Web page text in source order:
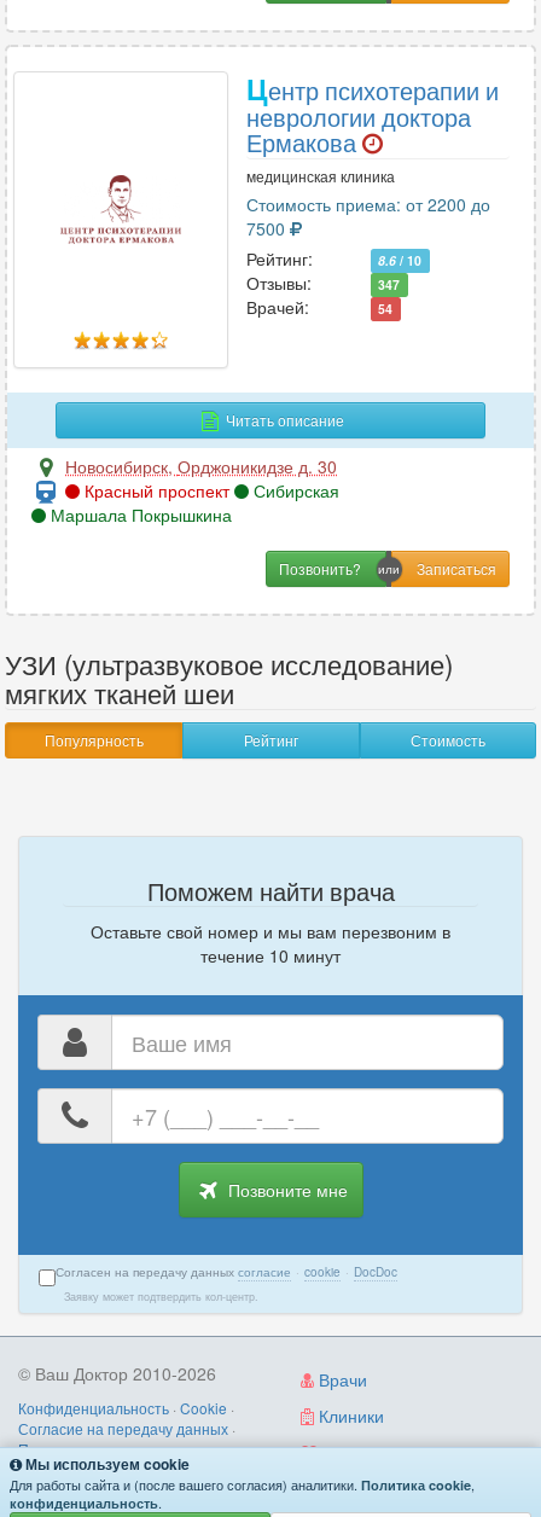
Центр психотерапии и
неврологии доктора
Ермакова
медицинская клиника
Стоимость приема: от 2200 до
7500
Рейтинг:
8.6 / 10
Отзывы: 347
Врачей: 54
Читать описание
Новосибирск, Орджоникидзе д. 30
Красный проспект
Сибирская
Маршала Покрышкина
Позвонить?
УЗИ (ультразвуковое исследование)
мягких тканей шеи
Популярность Рейтинг Стоимость
Поможем найти врача
Оставьте свой номер и мы вам перезвоним в
течение 10 минут
номер
телефона
Позвоните мне
Согласен на передачу данных согласие · cookie · DocDoc
Заявку может подтвердить кол-центр.
Врачи
Клиники
Диагностика
© Ваш Доктор 2010-2026
Конфиденциальность · Cookie ·
Согласие на передачу данных ·
Пользовательское соглашение·
Правила записи· Контакты
О нас/как работает/
Мы используем cookie
Для работы сайта и (после вашего согласия) аналитики. Политика cookie,
конфиденциальность.